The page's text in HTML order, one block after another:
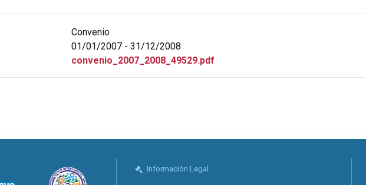
Convenio
01/01/2007 - 31/12/2008
convenio_2007_2008_49529.pdf
Información Legal